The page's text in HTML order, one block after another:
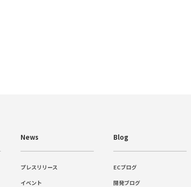
News
プレスリリース
イベント
Blog
ECブログ
開発ブログ